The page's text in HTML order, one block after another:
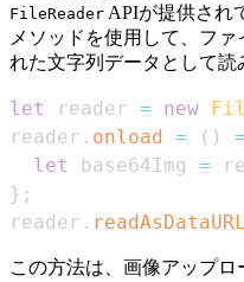
FileReader APIが提供され
メソッドを使用して、ファ
れた文字列データとして読
let reader = new
reader . onload = ( )
let
base64Img =
} ;
reader . readAsDataURL
この方法は、画像アップロ